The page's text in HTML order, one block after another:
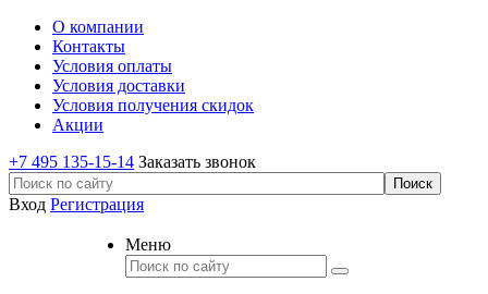
О компании
Контакты
Условия оплаты
Условия доставки
Условия получения скидок
Акции
+7 495 135-15-14 Заказать звонок
Вход Регистрация
Меню